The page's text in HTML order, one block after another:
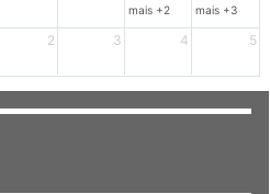
mais +2 mais +3
2 3 4 5